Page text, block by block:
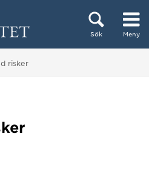
Sök Meny
risker